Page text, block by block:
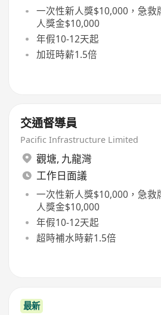
一次性新人獎$10,000，急救
人獎金$10,000
年假10-12天起
加班時薪1.5倍
交通督導員
Pacific Infrastructure Limited
觀塘, 九龍灣
工作日面議
一次性新人獎$10,000，急救
人獎金$10,000
年假10-12天起
超時補水時薪1.5倍
最新